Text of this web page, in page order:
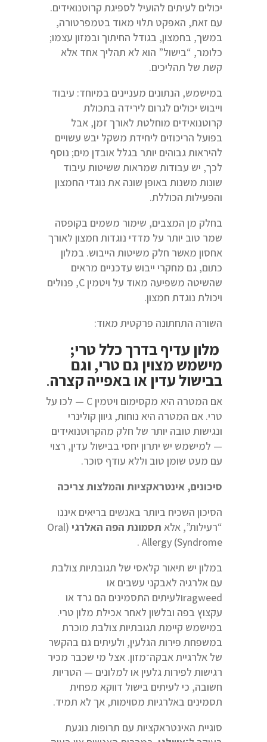
יכולים לעיתים להועיל לספיגת קרוטנואידים.
עם זאת, האפקט תלוי מאוד בטמפרטורה,
במשך, בחמצון, בגודל החיתוך ובמזון עצמו;
כלומר, “בישול” הוא לא תהליך אחד אלא
קשת של תהליכים.
במישמש, הנתונים מעניינים במיוחד: עיבוד
וייבוש יכולים לגרום לירידה בתכולת
קרוטנואידים מוחלטת לאורך זמן, אבל
בפועל הריכוזים ליחידת משקל יבש עשויים
להיראות גבוהים יותר בגלל אובדן מים; נוסף
לכך, יש עבודות שמראות ששיטות עיבוד
שונות משנות באופן שונה את נוגדי החמצון
והפעילות הכוללת.
בחלק מן המצבים, שימור משמים בקופסה
שמר טוב יותר על מדדי נוגדות חמצון לאורך
אחסון מאשר חלק משיטות הייבוש. במלון
כתום, גם מחקרי ייבוש עדכניים מראים
שהשיטה משפיעה מאוד על ויטמין C, פנולים
ויכולת נוגדת חמצון.
השורה התחתונה פרקטית מאוד:
מלון עדיף בדרך כלל טרי;
מישמש מצוין גם טרי, וגם
בבישול עדין או באפייה קצרה.
אם המטרה היא מקסימום ויטמין C — לכו על
טרי. אם המטרה היא נוחות, גיוון קולינרי
ונגישות טובה יותר של חלק מהקרוטנואידים
— למישמש יש יתרון יחסי בבישול עדין, רצוי
עם מעט שומן טוב וללא עודף סוכר.
סיכונים, אינטראקציות והמלצות צריכה
הסיכון השכיח ביותר באנשים בריאים איננו
“רעילות”, אלא תסמונת הפה האלרגי (Oral
Allergy (Syndrome .
במלון יש תיאור קלאסי של תגובתיות צולבת
עם אלרגיה לאבקני עשבים או
ragweedולעיתים התסמינים הם גרד או
עקצוץ בפה ובלשון לאחר אכילת מלון טרי.
במישמש קיימת תגובתיות צולבת מוכרת
במשפחת פירות הגלעין, ולעיתים גם בהקשר
של אלרגיית אבקה־מזון. אצל מי שכבר מכיר
רגישות לפירות גלעין או למלונים — הטריות
חשובה, כי לעיתים בישול דווקא מפחית
תסמינים באלרגיות מסוימות, אך לא תמיד.
סוגיית האינטראקציות עם תרופות נוגעת